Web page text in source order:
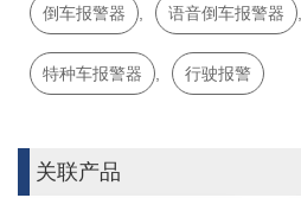
倒车报警器 语音倒车报警器
特种车报警器 行驶报警
关联产品